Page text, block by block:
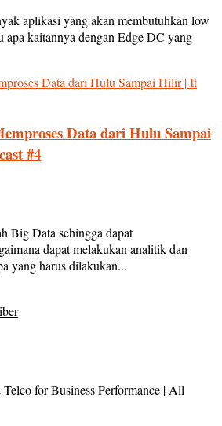
aplikasi yang akan membutuhkan low
kaitannya dengan Edge DC yang
Data dari Hulu Sampai
#4
Big Data sehingga dapat
dapat melakukan analitik dan
yang harus dilakukan...
for Business Performance | All